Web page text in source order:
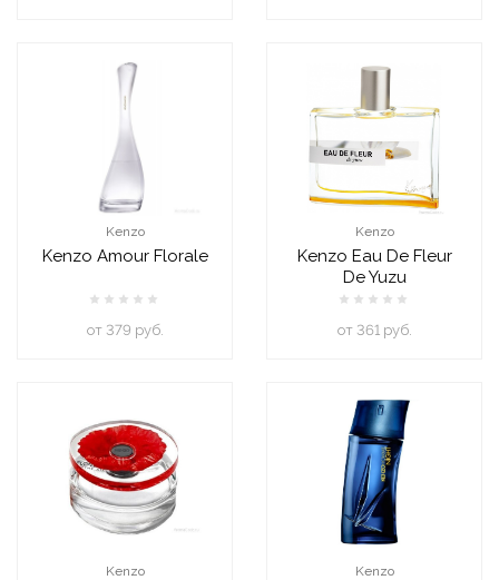
Kenzo
Kenzo Amour Florale
oт 379 руб.
Kenzo
Kenzo Eau De Fleur
De Yuzu
oт 361 руб.
Kenzo Kenzo